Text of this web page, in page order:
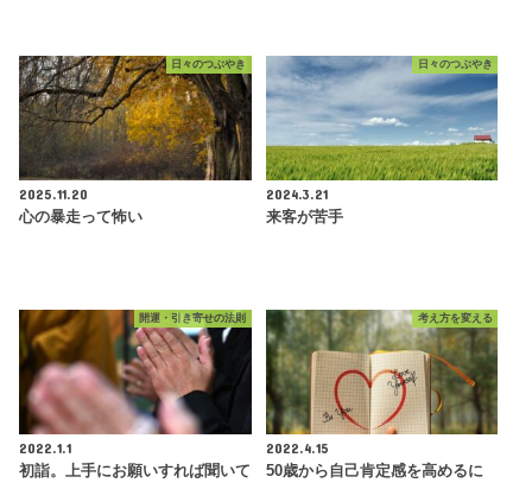
日々のつぶやき
2025.11.20
心の暴走って怖い
日々のつぶやき
2024.3.21
来客が苦手
開運・引き寄せの法則
2022.1.1
初詣。上手にお願いすれば聞いて
考え方を変える
2022.4.15
50歳から自己肯定感を高めるに